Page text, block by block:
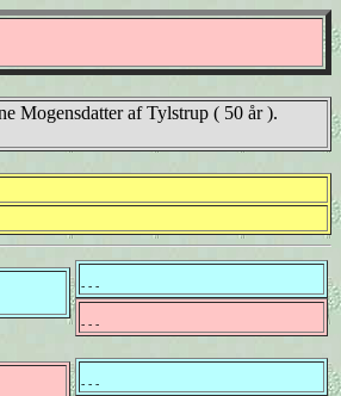
Mogensdatter af Tylstrup ( 50 år ).
- - -
- - -
- - -